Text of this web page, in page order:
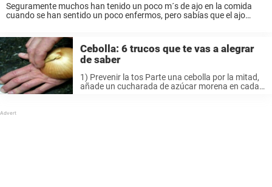
Seguramente muchos han tenido un poco m´s de ajo en la comida
cuando se han sentido un poco enfermos, pero sabías que el ajo
Cebolla: 6 trucos que te vas a alegrar
de saber
1) Prevenir la tos Parte una cebolla por la mitad,
añade un cucharada de azúcar morena en cada